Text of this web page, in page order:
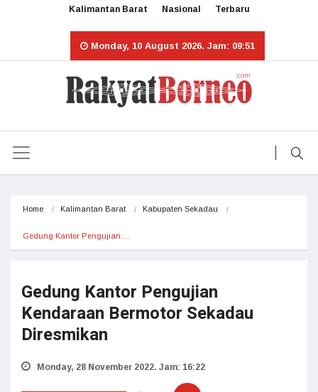
Kalimantan Barat Nasional Terbaru
Monday, 10 August 2026. Jam: 09:51
Home Kalimantan Barat Kabupaten Sekadau
Gedung Kantor Pengujian…
Gedung Kantor Pengujian
Kendaraan Bermotor Sekadau
Diresmikan
Monday, 28 November 2022. Jam: 16:22